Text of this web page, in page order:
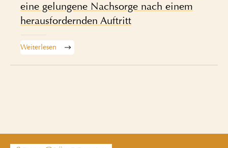
eine gelungene Nachsorge nach einem
herausfordernden Auftritt
Weiterlesen